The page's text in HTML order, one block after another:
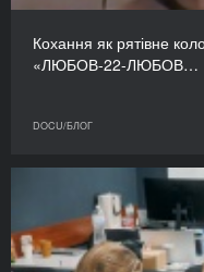
Кохання як рятівне
«ЛЮБОВ-22-ЛЮБОВ…
DOCU/БЛОГ